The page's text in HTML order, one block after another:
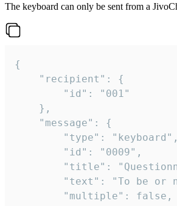
The keyboard can only be sent from a
{